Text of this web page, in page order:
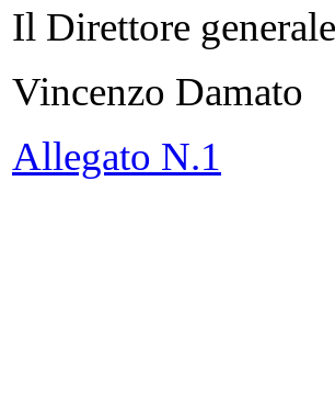
Il Direttore
Vincenzo Damato
Allegato N.1